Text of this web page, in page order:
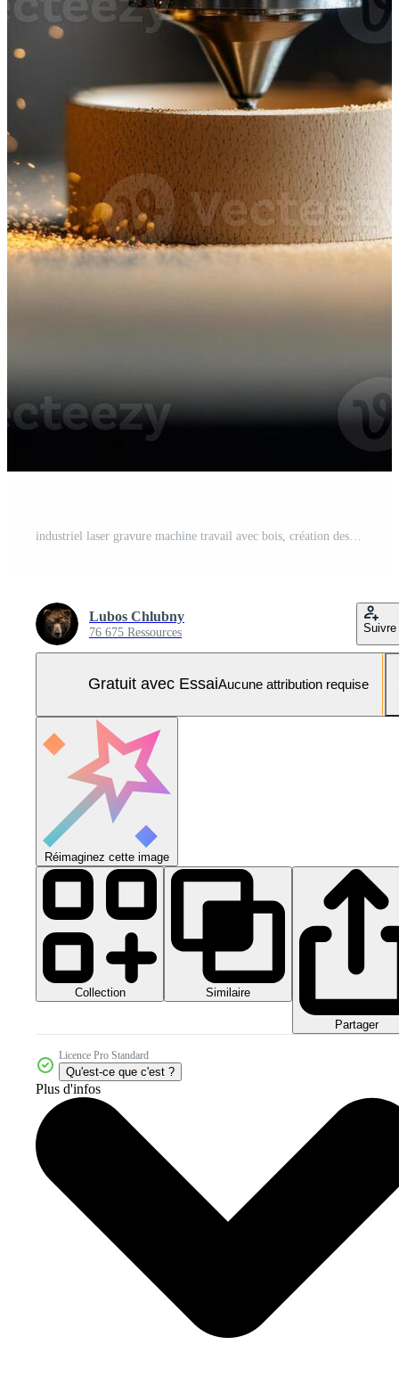
Lubos Chlubny
76 675 Ressources Suivre
Gratuit avec EssaiAucune attribution requise
Réimaginez cette image
Collection Similaire
Partager
Licence Pro Standard
Qu'est-ce que c'est ?
Plus d'infos